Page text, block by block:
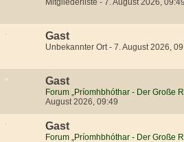
Mitgliederliste - 7. August 2026, 09:49
Gast
Unbekannter Ort - 7. August 2026,
Gast
Forum „Príomhbhóthar - Der Große
August 2026, 09:49
Gast
Forum „Príomhbhóthar - Der Große